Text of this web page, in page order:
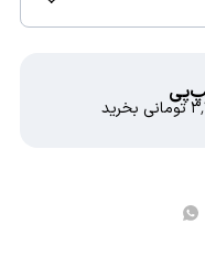
تومانی بخرید